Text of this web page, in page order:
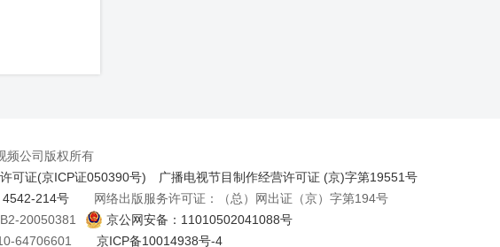
频公司版权所有
可证(京ICP证050390号)
广播电视节目制作经营许可证 (京)字第19551号
4542-214号网络出版服务许可证：（总）网出证（京）字第194号
20050381
京公网安备：11010502041088号
64706601 京ICP备10014938号-4